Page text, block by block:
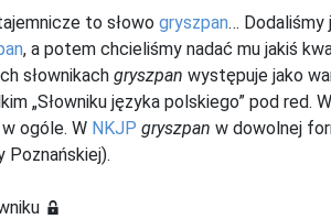
to słowo gryszpan… Dodaliśmy
, a potem chcieliśmy nadać mu jakiś
słownikach gryszpan występuje jako
„Słowniku języka polskiego” pod
ogóle. W NKJP gryszpan w dowolnej
Poznańskiej).